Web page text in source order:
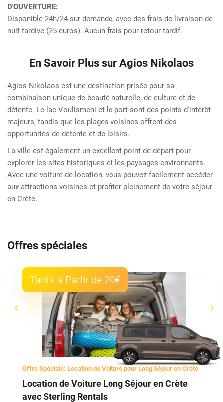
D'OUVERTURE:
Disponible 24h/24 sur demande, avec des frais de livraison de
nuit tardive (25 euros). Aucun frais pour retour tardif.
En Savoir Plus sur Agios Nikolaos
Agios Nikolaos est une destination prisée pour sa
combinaison unique de beauté naturelle, de culture et de
détente. Le lac Voulismeni et le port sont des points d'intérêt
majeurs, tandis que les plages voisines offrent des
opportunités de détente et de loisirs.
La ville est également un excellent point de départ pour
explorer les sites historiques et les paysages environnants.
Avec une voiture de location, vous pouvez facilement accéder
aux attractions voisines et profiter pleinement de votre séjour
en Crète.
Offres spéciales
Tarifs à Partir de 20€
Offre Spéciale: Location de Voiture pour Long Séjour en Crète
Location de Voiture Long Séjour en Crète
avec Sterling Rentals